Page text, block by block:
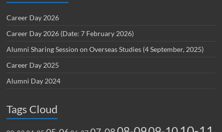
Career Day 2026
Career Day 2026 (Date: 7 February 2026)
Alumni Sharing Session on Overseas Studies (4 September, 2025)
Career Day 2025
Alumni Day 2024
Tags Cloud